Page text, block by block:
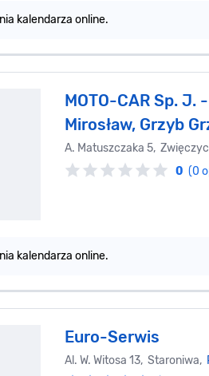
kalendarza online.
MOTO-CAR Sp. J.
Mirosław, Grzyb
A. Matuszczaka 5,
0 (0
kalendarza online.
Euro-Serwis
Al. W. Witosa 13, Staroniwa,